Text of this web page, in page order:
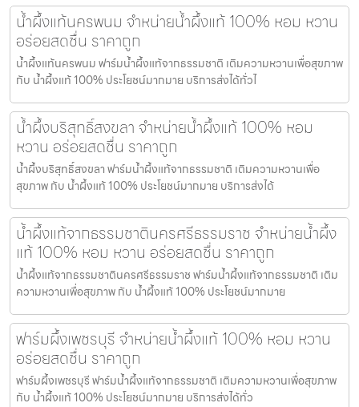
น้ำผึ้งแท้นครพนม จำหน่ายน้ำผึ้งแท้ 100% หอม หวาน
อร่อยสดชื่น ราคาถูก
น้ำผึ้งแท้นครพนม ฟาร์มน้ำผึ้งแท้จากธรรมชาติ เติมความหวานเพื่อสุขภาพ
กับ น้ำผึ้งแท้ 100% ประโยชน์มากมาย บริการส่งได้ทั่วไ
น้ำผึ้งบริสุทธิ์สงขลา จำหน่ายน้ำผึ้งแท้ 100% หอม
หวาน อร่อยสดชื่น ราคาถูก
น้ำผึ้งบริสุทธิ์สงขลา ฟาร์มน้ำผึ้งแท้จากธรรมชาติ เติมความหวานเพื่อ
สุขภาพ กับ น้ำผึ้งแท้ 100% ประโยชน์มากมาย บริการส่งได้
น้ำผึ้งแท้จากธรรมชาตินครศรีธรรมราช จำหน่ายน้ำผึ้ง
แท้ 100% หอม หวาน อร่อยสดชื่น ราคาถูก
น้ำผึ้งแท้จากธรรมชาตินครศรีธรรมราช ฟาร์มน้ำผึ้งแท้จากธรรมชาติ เติม
ความหวานเพื่อสุขภาพ กับ น้ำผึ้งแท้ 100% ประโยชน์มากมาย
ฟาร์มผึ้งเพชรบุรี จำหน่ายน้ำผึ้งแท้ 100% หอม หวาน
อร่อยสดชื่น ราคาถูก
ฟาร์มผึ้งเพชรบุรี ฟาร์มน้ำผึ้งแท้จากธรรมชาติ เติมความหวานเพื่อสุขภาพ
กับ น้ำผึ้งแท้ 100% ประโยชน์มากมาย บริการส่งได้ทั่ว